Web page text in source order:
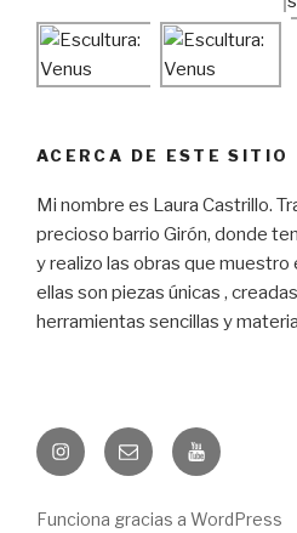
ACERCA DE ESTE SITIO
Mi nombre es Laura Castrillo.
precioso barrio Girón, donde
y realizo las obras que muestro
ellas son piezas únicas ,
herramientas sencillas y
InstagramCorreo
electrónico
YouTube
Funciona gracias a WordPress